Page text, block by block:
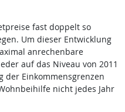
fast doppelt so
Um dieser Entwicklung
anrechenbare
auf das Niveau von 2011
der Einkommensgrenzen
nicht jedes Jahr